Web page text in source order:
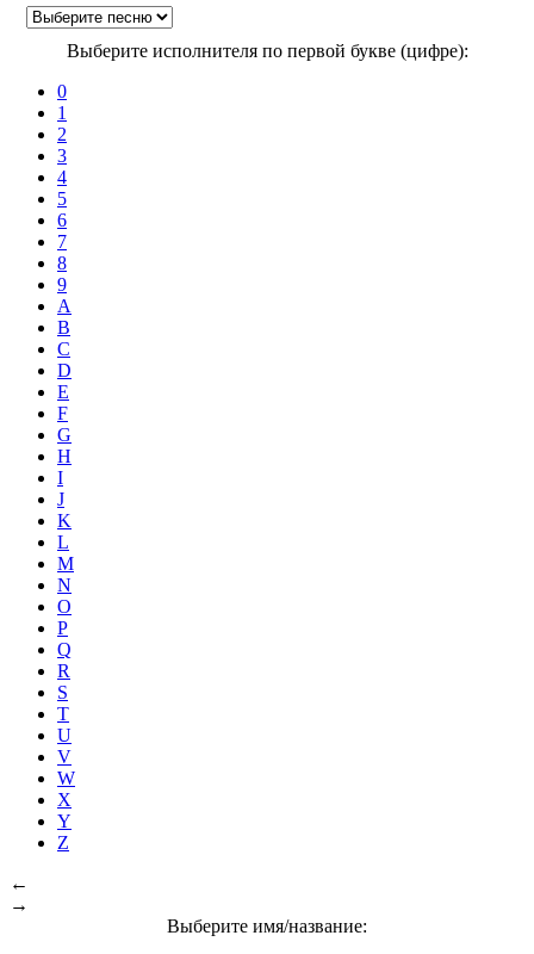
Выберите исполнителя по первой букве (цифре):
0
1
2
3
4
5
6
7
8
9
A
B
C
D
E
F
G
H
I
J
K
L
M
N
O
P
Q
R
S
T
U
V
W
X
Y
Z
←
→
Выберите имя/название: